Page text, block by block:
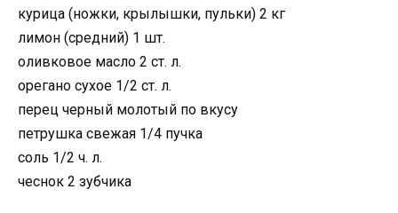
курица (ножки, крылышки, пульки) 2 кг
лимон (средний) 1 шт.
оливковое масло 2 ст. л.
орегано сухое 1/2 ст. л.
перец черный молотый по вкусу
петрушка свежая 1/4 пучка
соль 1/2 ч. л.
чеснок 2 зубчика